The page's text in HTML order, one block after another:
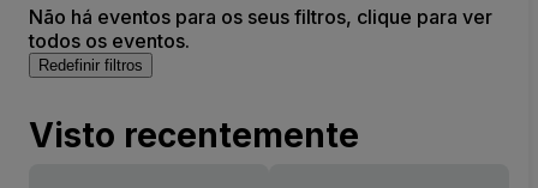
Não há eventos para os seus filtros, clique para ver
todos os eventos.
Redefinir filtros
Visto recentemente